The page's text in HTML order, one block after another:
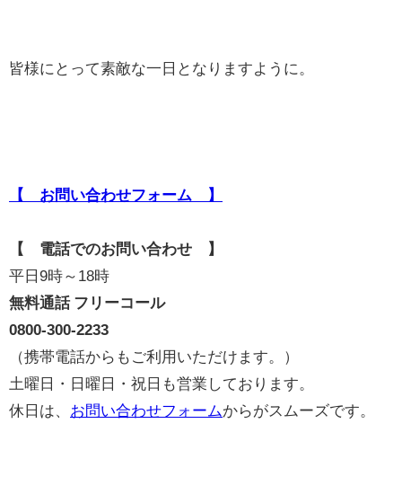
皆様にとって素敵な一日となりますように。
【 お問い合わせフォーム 】
【 電話でのお問い合わせ 】
平日9時～18時
無料通話 フリーコール
0800-300-2233
（携帯電話からもご利用いただけます。）
土曜日・日曜日・祝日も営業しております。
休日は、
お問い合わせフォームからがスムーズです。